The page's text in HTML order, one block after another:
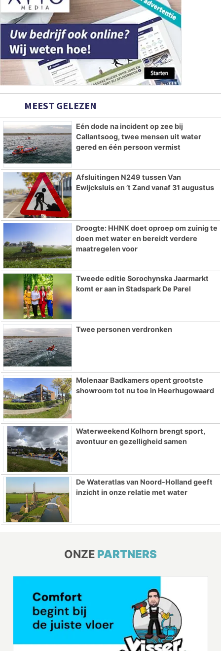
MEEST GELEZEN
Eén dode na incident op zee bij
Callantsoog, twee mensen uit water
gered en één persoon vermist
Afsluitingen N249 tussen Van
Ewijcksluis en ’t Zand vanaf 31 augustus
Droogte: HHNK doet oproep om zuinig te
doen met water en bereidt verdere
maatregelen voor
Tweede editie Sorochynska Jaarmarkt
komt er aan in Stadspark De Parel
Twee personen verdronken
Molenaar Badkamers opent grootste
showroom tot nu toe in Heerhugowaard
Waterweekend Kolhorn brengt sport,
avontuur en gezelligheid samen
De Wateratlas van Noord-Holland geeft
inzicht in onze relatie met water
ONZE PARTNERS